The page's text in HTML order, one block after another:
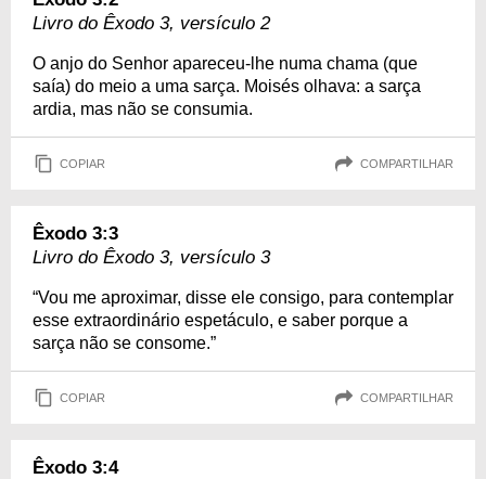
Livro do Êxodo 3, versículo 2
O anjo do Senhor apareceu-lhe numa chama (que
saía) do meio a uma sarça. Moisés olhava: a sarça
ardia, mas não se consumia.
COPIAR COMPARTILHAR
Êxodo 3:3
Livro do Êxodo 3, versículo 3
“Vou me aproximar, disse ele consigo, para contemplar
esse extraordinário espetáculo, e saber porque a
sarça não se consome.”
COPIAR COMPARTILHAR
Êxodo 3:4